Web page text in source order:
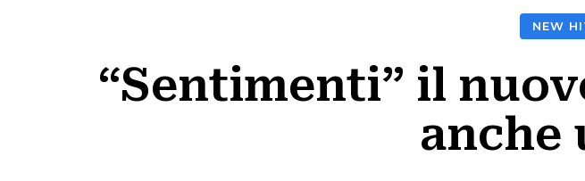
NEW
“Sentimenti” il
anche